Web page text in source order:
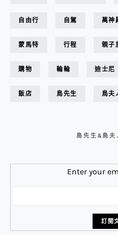
自由行 自駕 萬神
蒙馬特 行程 親子
購物 輪輪 迪士尼
飯店 鳥先生 鳥夫
鳥先生&鳥夫
Enter your